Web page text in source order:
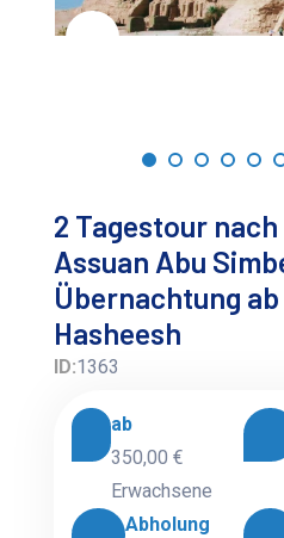
2 Tagestour nach
Assuan Abu
Übernachtung ab
Hasheesh
ID:1363
ab
350,00 €
Erwachsene
Abholung